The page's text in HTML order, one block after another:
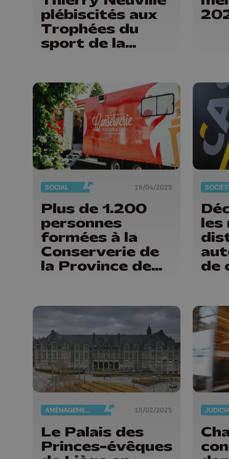
plébiscités aux
Trophées du
sport de la
SOCIAL 15/04/2025
Plus de 1.200
personnes
formées à la
Conserverie de
la Province de
les
de
AMÉNAGEMENT DU TERRITOIRE 18/02/2025
Le Palais des
Princes-évêques